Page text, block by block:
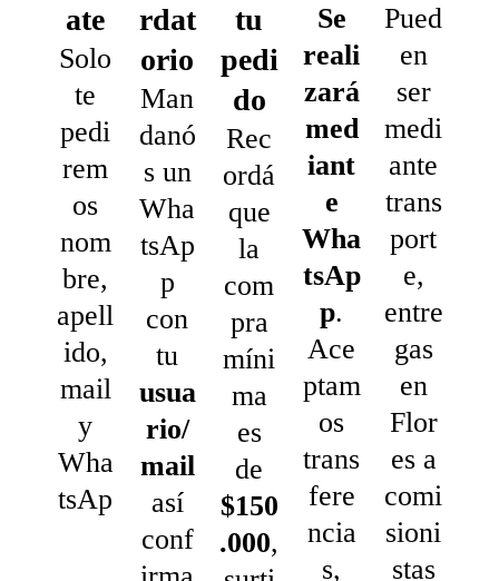
ate
Solo
te
pedi
rem
os
nom
bre,
apell
ido,
mail
y
Wha
tsAp
rdat
orio
Man
danó
s un
Wha
tsAp
p
con
tu
usua
rio/
mail
así
conf
tu
pedi
do
Rec
ordá
que
la
com
pra
míni
ma
es
de
$150
.000,
Se
reali
zará
med
iant
e
Wha
tsAp
p.
Ace
ptam
os
trans
fere
ncia
s,
Pued
en
ser
medi
ante
trans
port
e,
entre
gas
en
Flor
es a
comi
sioni
stas